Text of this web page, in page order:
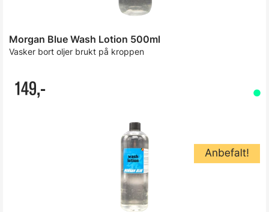
Morgan Blue Wash Lotion 500ml
Vasker bort oljer brukt på kroppen
149,-